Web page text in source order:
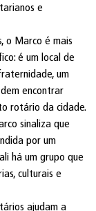
e
o Marco é mais
é um local de
um
encontrar
rotário da cidade.
sinaliza que
por um
há um grupo que
culturais e
ajudam a